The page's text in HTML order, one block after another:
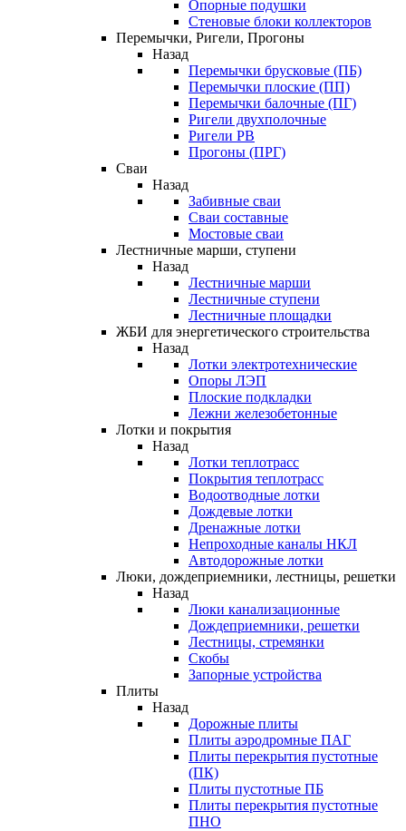
Опорные подушки
Стеновые блоки коллекторов
Перемычки, Ригели, Прогоны
Назад
Перемычки брусковые (ПБ)
Перемычки плоские (ПП)
Перемычки балочные (ПГ)
Ригели двухполочные
Ригели РВ
Прогоны (ПРГ)
Сваи
Назад
Забивные сваи
Сваи составные
Мостовые сваи
Лестничные марши, ступени
Назад
Лестничные марши
Лестничные ступени
Лестничные площадки
ЖБИ для энергетического строительства
Назад
Лотки электротехнические
Опоры ЛЭП
Плоские подкладки
Лежни железобетонные
Лотки и покрытия
Назад
Лотки теплотрасс
Покрытия теплотрасс
Водоотводные лотки
Дождевые лотки
Дренажные лотки
Непроходные каналы НКЛ
Автодорожные лотки
Люки, дождеприемники, лестницы, решетки
Назад
Люки канализационные
Дождеприемники, решетки
Лестницы, стремянки
Скобы
Запорные устройства
Плиты
Назад
Дорожные плиты
Плиты аэродромные ПАГ
Плиты перекрытия пустотные
(ПК)
Плиты пустотные ПБ
Плиты перекрытия пустотные
ПНО